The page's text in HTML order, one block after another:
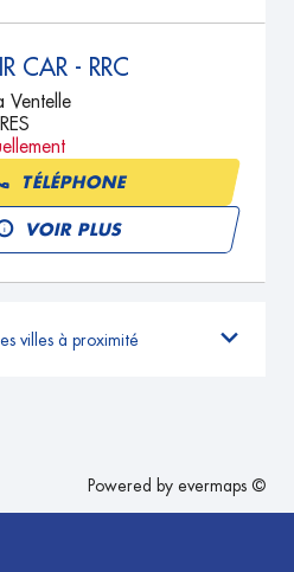
CAR - RRC
Ventelle
TÉLÉPHONE
VOIR PLUS
villes à proximité
Powered by evermaps ©